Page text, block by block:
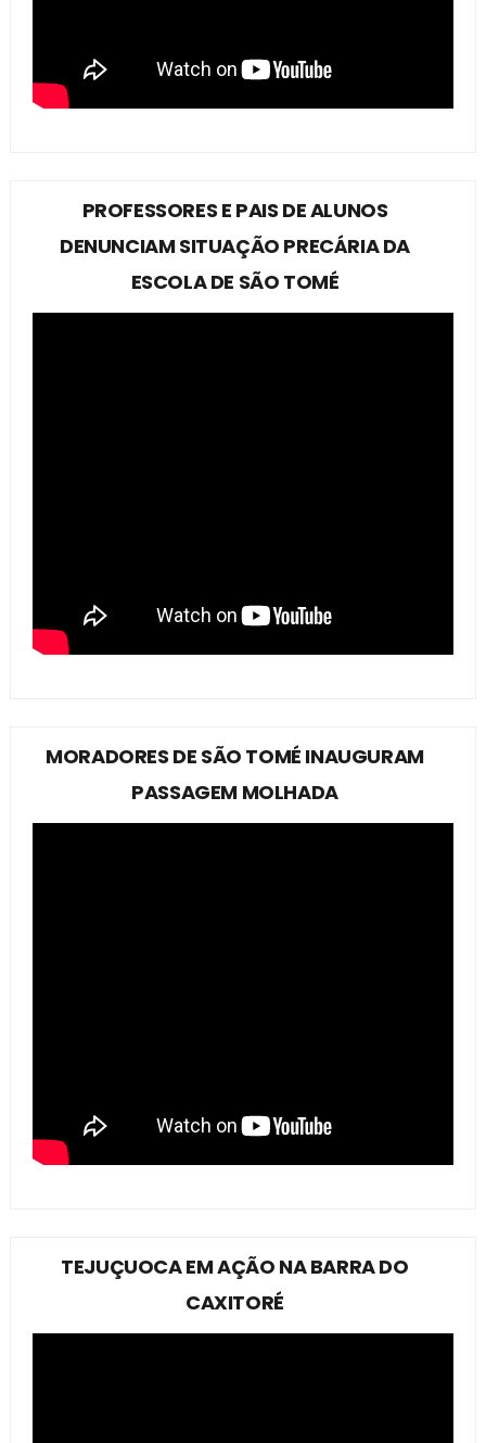
PROFESSORES E PAIS DE ALUNOS
DENUNCIAM SITUAÇÃO PRECÁRIA DA
ESCOLA DE SÃO TOMÉ
MORADORES DE SÃO TOMÉ INAUGURAM
PASSAGEM MOLHADA
TEJUÇUOCA EM AÇÃO NA BARRA DO
CAXITORÉ